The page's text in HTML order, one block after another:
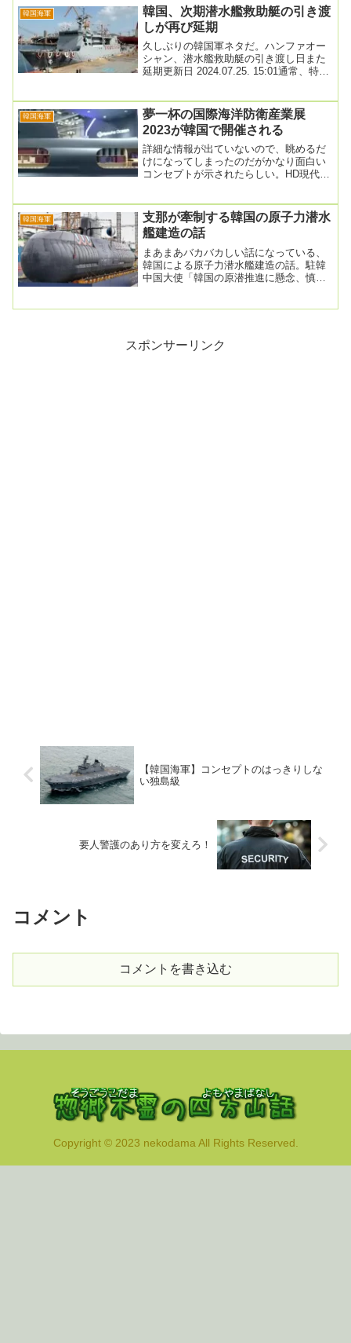
韓国海軍
韓国、次期潜水艦救助艇の引き渡
しが再び延期
久しぶりの韓国軍ネタだ。ハンファオー
シャン、潜水艦救助艇の引き渡し日また
延期更新日 2024.07.25. 15:01通常、特殊
韓国海軍
夢一杯の国際海洋防衛産業展
2023が韓国で開催される
詳細な情報が出ていないので、眺めるだ
けになってしまったのだがかなり面白い
コンセプトが示されたらしい。HD現代重
韓国海軍
支那が牽制する韓国の原子力潜水
艦建造の話
まあまあバカバカしい話になっている、
韓国による原子力潜水艦建造の話。駐韓
中国大使「韓国の原潜推進に懸念、慎重
スポンサーリンク
【韓国海軍】コンセプトのはっきりしな
い独島級
要人警護のあり方を変えろ！
コメント
コメントを書き込む
Copyright © 2023 nekodama All Rights Reserved.